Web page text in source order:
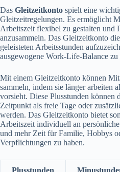
Das Gleitzeitkonto spielt eine
Gleitzeitregelungen. Es ermöglicht
Arbeitszeit flexibel zu gestalten und
anzusammeln. Das Gleitzeitkonto
geleisteten Arbeitsstunden
ausgewogene Work-Life-Balance zu
Mit einem Gleitzeitkonto können
sammeln, indem sie länger arbeiten
vorsieht. Diese Plusstunden können
Zeitpunkt als freie Tage oder
werden. Das Gleitzeitkonto bietet
Arbeitszeit individuell an
und mehr Zeit für Familie, Hobbys
Verpflichtungen zu haben.
Plusstunden